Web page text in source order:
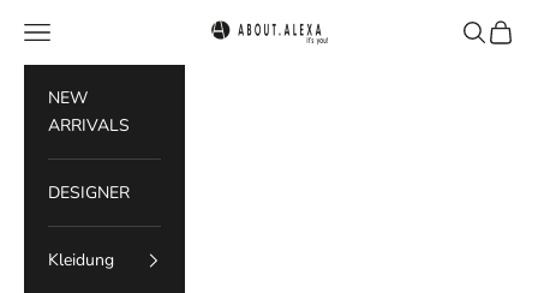
ABOUT.ALEXA
Menü Suchen
NEW
ARRIVALS
DESIGNER
Kleidung